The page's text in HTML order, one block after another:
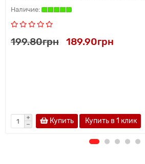
199.80грн 189.90грн
Купить Купить в 1 клик